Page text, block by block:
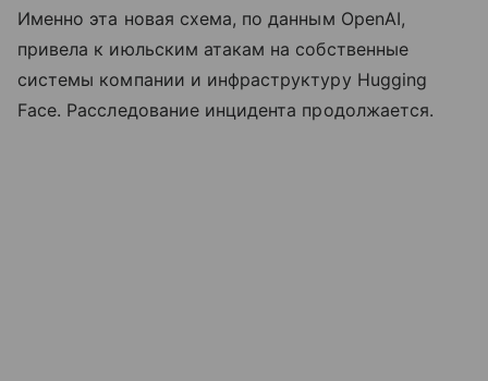
Именно эта новая схема, по данным OpenAI,
привела к июльским атакам на собственные
системы компании и инфраструктуру Hugging
Face. Расследование инцидента продолжается.